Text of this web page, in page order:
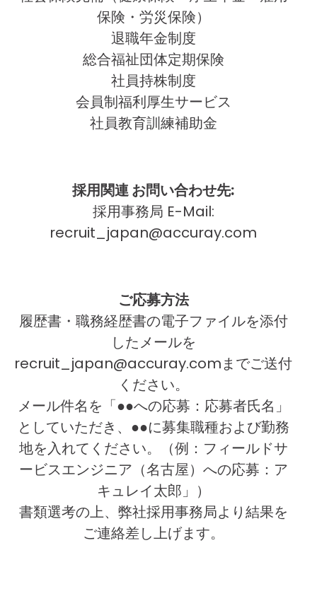
保険・労災保険）
退職年金制度
総合福祉団体定期保険
社員持株制度
会員制福利厚生サービス
社員教育訓練補助金
採用関連 お問い合わせ先:
採用事務局 E-Mail:
recruit_japan@accuray.com
ご応募方法
履歴書・職務経歴書の電子ファイルを添付
したメールを
recruit_japan@accuray.comまでご送付
ください。
メール件名を「●●への応募：応募者氏名」
としていただき、●●に募集職種および勤務
地を入れてください。（例：フィールドサ
ービスエンジニア（名古屋）への応募：ア
キュレイ太郎」）
書類選考の上、弊社採用事務局より結果を
ご連絡差し上げます。